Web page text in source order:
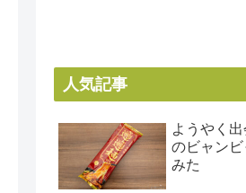
人気記事
ようやく
のビャン
みた